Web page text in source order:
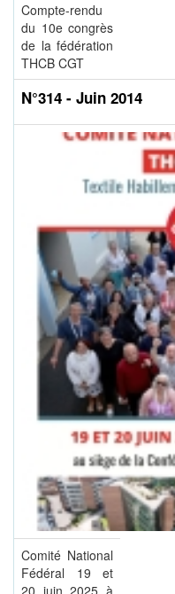
Compte-rendu
du 10e congrès
de la fédération
THCB CGT
N°314 - Juin 2014
Comité National
Fédéral 19 et